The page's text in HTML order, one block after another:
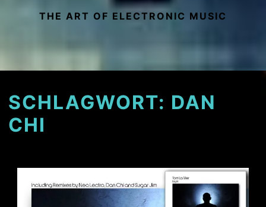
THE ART OF ELECTRONIC MUSIC
SCHLAGWORT: DAN
CHI